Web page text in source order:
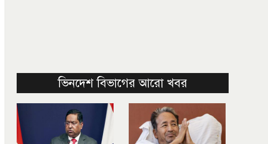
ভিনদেশ বিভাগের আরো খবর